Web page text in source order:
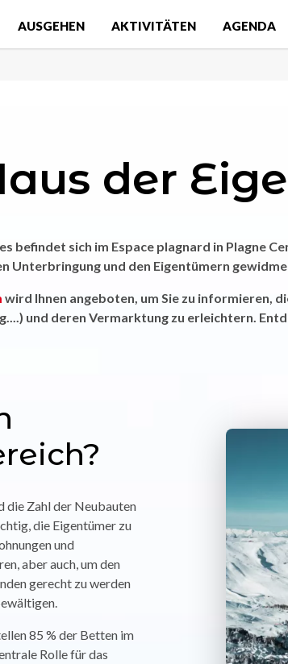
AUSGEHEN AKTIVITÄTEN AGENDA
der
befindet sich im Espace plagnard in Plagne
Unterbringung und den Eigentümern
wird Ihnen angeboten, um Sie zu informieren,
und deren Vermarktung zu erleichtern.
die Zahl der Neubauten
die Eigentümer zu
und
aber auch, um den
gerecht zu werden
85 % der Betten im
Rolle für das